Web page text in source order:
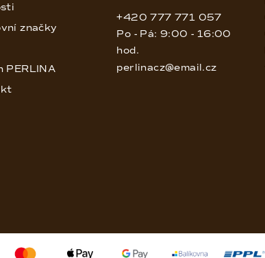
značky
PERLINA
+420 777 771 057
Po - Pá: 9:00 - 16:00
hod.
perlinacz@email.cz